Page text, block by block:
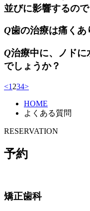
並びに影響するの
Q歯の治療は痛くあ
Q治療中に、ノドに
でしょうか？
<1 234>
HOME
よくある質問
RESERVATION
予約
矯正歯科